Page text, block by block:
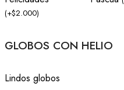
(+$2.000)
GLOBOS CON HELIO
Lindos globos